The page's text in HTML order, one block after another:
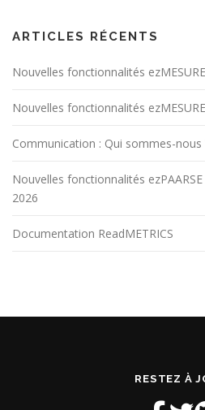
ARTICLES RÉCENTS
Nouvelles fonctionnalités
Nouvelles fonctionnalités
Communication : Qui sommes-nous
Nouvelles fonctionnalités
2026
Documentation ReadMETRICS
RESTEZ À